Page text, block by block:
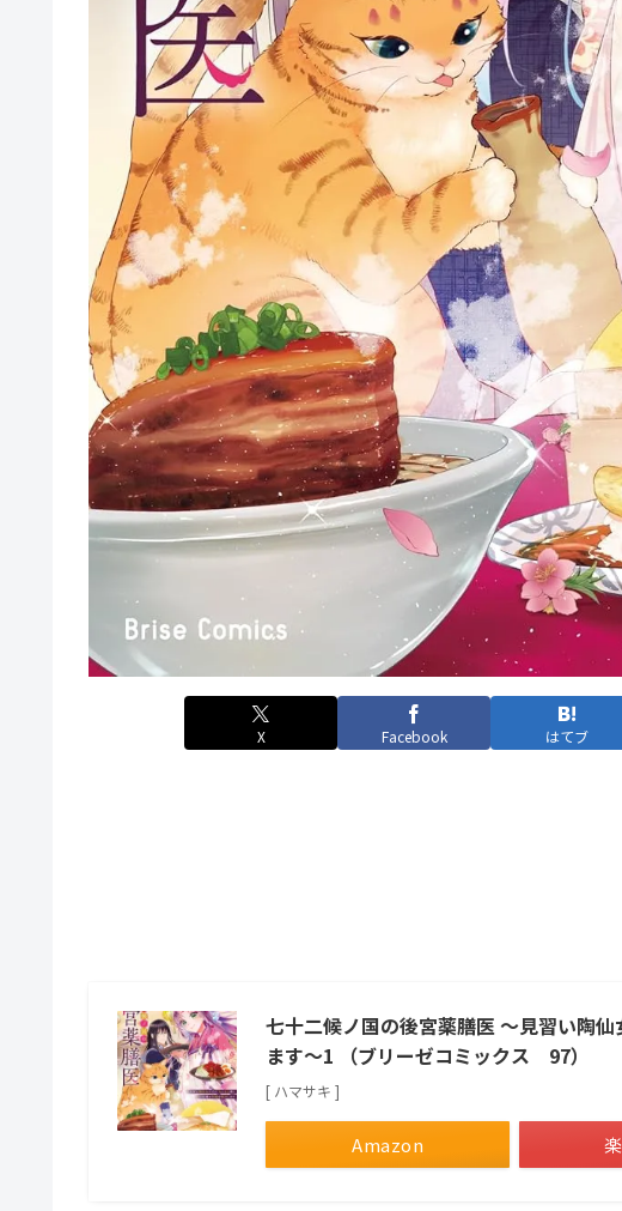
X Facebook はてブ
七十二候ノ国の後宮薬膳医 ～見習い陶
ます～1 （ブリーゼコミックス 97）
[ ハマサキ ]
Amazon